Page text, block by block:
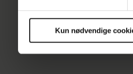
sociale medier.
Kun nødvendige